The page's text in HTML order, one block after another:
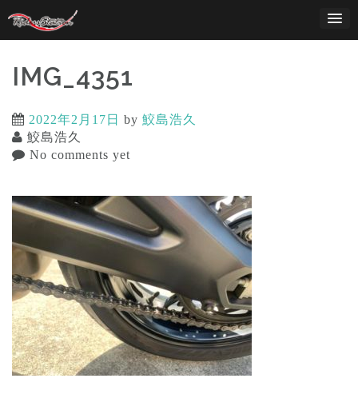
content
IMG_4351
2022年2月17日 by 鮫島浩久
鮫島浩久
No comments yet